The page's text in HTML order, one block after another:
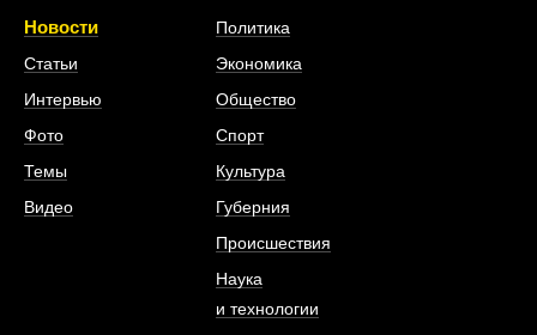
Новости
Статьи
Интервью
Фото
Темы
Видео
Политика
Экономика
Общество
Спорт
Культура
Губерния
Происшествия
Наука
и технологии